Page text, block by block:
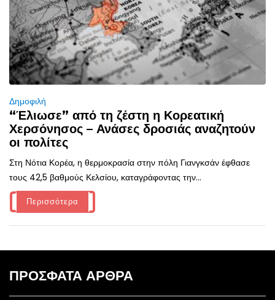
Δημοφιλή
“Έλιωσε” από τη ζέστη η Κορεατική
Χερσόνησος – Ανάσες δροσιάς αναζητούν
οι πολίτες
Στη Νότια Κορέα, η θερμοκρασία στην πόλη Γιανγκσάν έφθασε
τους 42,5 βαθμούς Κελσίου, καταγράφοντας την...
Περισσότερα
ΠΡΌΣΦΑΤΑ ΆΡΘΡΑ